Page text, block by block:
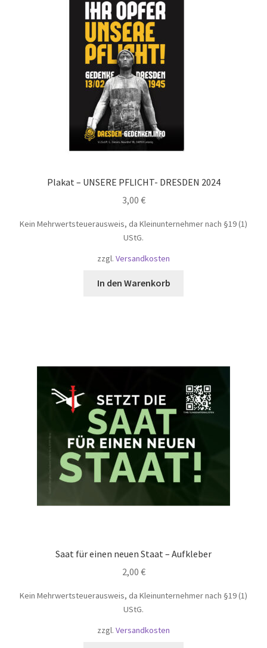
Plakat – UNSERE PFLICHT- DRESDEN 2024
3,00 €
Kein Mehrwertsteuerausweis, da Kleinunternehmer nach §19 (1)
UStG.
zzgl. Versandkosten
In den Warenkorb
Saat für einen neuen Staat – Aufkleber
2,00 €
Kein Mehrwertsteuerausweis, da Kleinunternehmer nach §19 (1)
UStG.
zzgl. Versandkosten